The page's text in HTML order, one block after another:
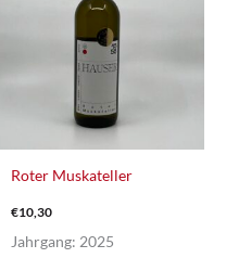
Roter Muskateller
€10,30
Jahrgang: 2025